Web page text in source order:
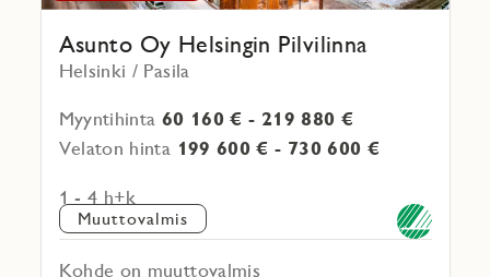
Asunto Oy Helsingin Pilvilinna
Helsinki / Pasila
Myyntihinta 60 160 € - 219 880 €
Velaton hinta 199 600 € - 730 600 €
1 - 4 h+k
Muuttovalmis
Kohde on muuttovalmis